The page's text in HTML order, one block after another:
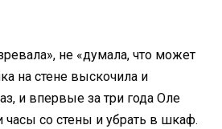
не «думала, что может
на стене выскочила и
и впервые за три года Оле
часы со стены и убрать в шкаф.